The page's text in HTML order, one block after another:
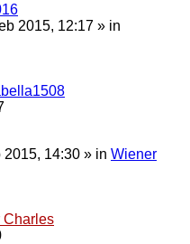
2015, 12:17 » in
2015, 14:30 » in Wiener
Charles